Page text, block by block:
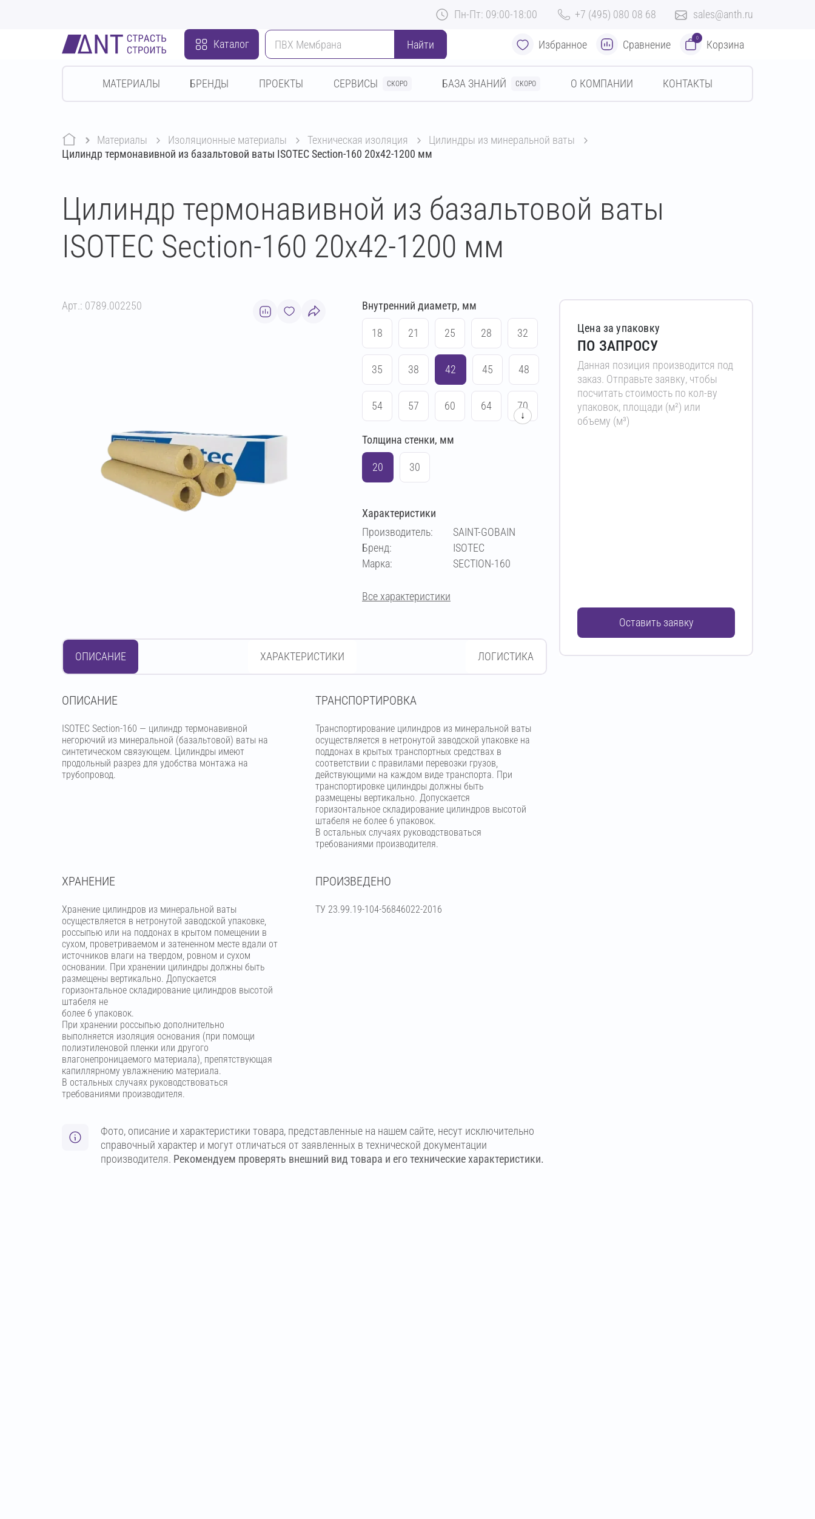
Пн-Пт: 09:00-18:00 +7 (495) 080 08 68 sales@anth.ru
Каталог Найти Избранное Сравнение
0
Корзина
МАТЕРИАЛЫ БРЕНДЫ ПРОЕКТЫ СЕРВИСЫ СКОРО БАЗА ЗНАНИЙ СКОРО О КОМПАНИИ КОНТАКТЫ
Материалы изоляционные материалы техническая изоляция
цилиндры из минеральной ваты
Цилиндр термонавивной из базальтовой ваты ISOTEC Section-160 20х42-1200 мм
Цилиндр термонавивной из базальтовой ваты
ISOTEC Section-160 20х42-1200 мм
Арт.: 0789.002250 Внутренний диаметр, мм
18 21 25 28 32
35 38 42 45 48
54 57 60 64 70
76 83 89
114
159 169
273
↓
Толщина стенки, мм
20 30
Характеристики
Производитель:
SAINT-GOBAIN
Бренд:
ISOTEC
Марка:
SECTION-160
Все характеристики
ОПИСАНИЕ ХАРАКТЕРИСТИКИ ЛОГИСТИКА
OПИСАНИЕ
ISOTEC Section-160 — цилиндр термонавивной
негорючий из минеральной (базальтовой) ваты на
синтетическом связующем. Цилиндры имеют
продольный разрез для удобства монтажа на
трубопровод.
ТРАНСПОРТИРОВКА
Транспортирование цилиндров из минеральной ваты
осуществляется в нетронутой заводской упаковке на
поддонах в крытых транспортных средствах в
соответствии с правилами перевозки грузов,
действующими на каждом виде транспорта. При
транспортировке цилиндры должны быть
размещены вертикально. Допускается
горизонтальное складирование цилиндров высотой
штабеля не более 6 упаковок.
В остальных случаях руководствоваться
требованиями производителя.
ХРАНЕНИЕ
Хранение цилиндров из минеральной ваты
осуществляется в нетронутой заводской упаковке,
россыпью или на поддонах в крытом помещении в
сухом, проветриваемом и затененном месте вдали от
источников влаги на твердом, ровном и сухом
основании. При хранении цилиндры должны быть
размещены вертикально. Допускается
горизонтальное складирование цилиндров высотой
штабеля не
более 6 упаковок.
При хранении россыпью дополнительно
выполняется изоляция основания (при помощи
полиэтиленовой пленки или другого
влагонепроницаемого материала), препятствующая
капиллярному увлажнению материала.
В остальных случаях руководствоваться
требованиями производителя.
ПРОИЗВЕДЕНО
ТУ 23.99.19-104-56846022-2016
Фото, описание и характеристики товара, представленные на нашем сайте, несут исключительно
справочный характер и могут отличаться от заявленных в технической документации
производителя. Рекомендуем проверять внешний вид товара и его технические характеристики.
Цена за упаковку
ПО ЗАПРОСУ
Данная позиция производится под
заказ. Отправьте заявку, чтобы
посчитать стоимость по кол-ву
упаковок, площади (м²) или
объему (м³)
Оставить заявку